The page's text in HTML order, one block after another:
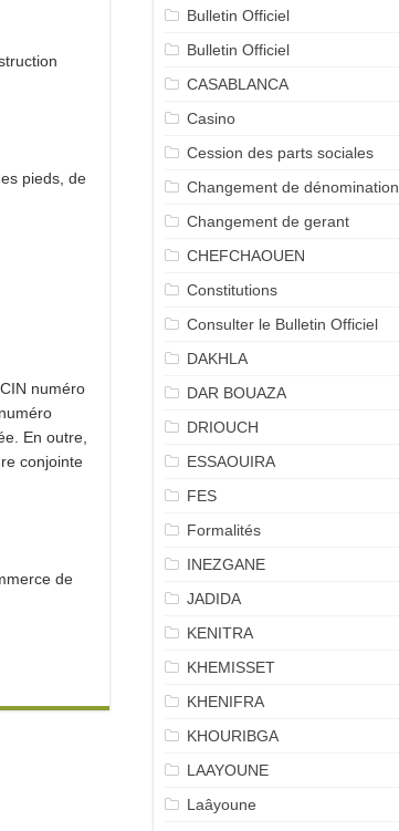
pieds, de
numéro
En outre,
conjointe
de
Bulletin Officiel
Bulletin Officiel
CASABLANCA
Casino
Cession des parts sociales
Changement de dénomination
Changement de gerant
CHEFCHAOUEN
Constitutions
Consulter le Bulletin Officiel
DAKHLA
DAR BOUAZA
DRIOUCH
ESSAOUIRA
FES
Formalités
INEZGANE
JADIDA
KENITRA
KHEMISSET
KHENIFRA
KHOURIBGA
LAAYOUNE
Laâyoune